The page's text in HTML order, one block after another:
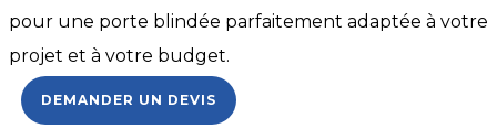
pour une porte blindée parfaitement adaptée à votre
projet et à votre budget.
DEMANDER UN DEVIS